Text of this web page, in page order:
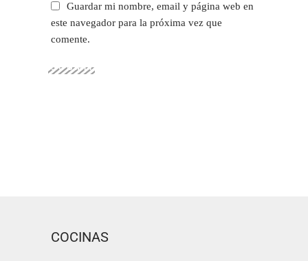
Guardar mi nombre, email y página web en
este navegador para la próxima vez que
comente.
SUBMIT
COCINAS